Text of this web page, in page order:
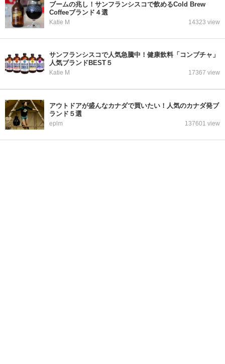
ブームの兆し！サンフランシスコで飲めるCold Brew
Coffeeブランド４選
Katie M 14323 view
サンフランシスコで人気急騰中！健康飲料「コンブチャ」
人気ブランドBEST５
Katie M 17367 view
アウトドアが盛んなカナダで買いたい！人気のカナダ発ブ
ランド５選
eplm 137601 view